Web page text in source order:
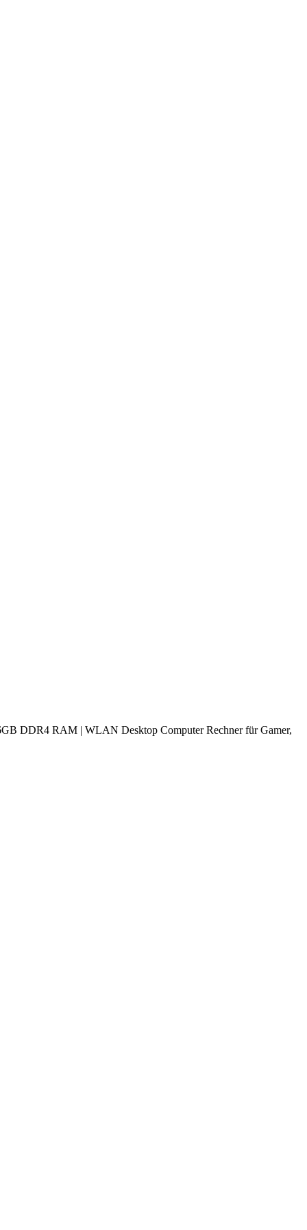
DDR4 RAM | WLAN Desktop Computer Rechner für Gamer,